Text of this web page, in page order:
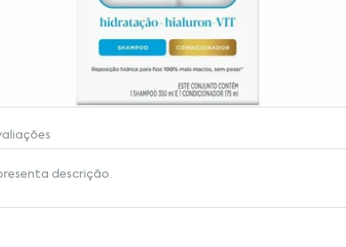
descrição.